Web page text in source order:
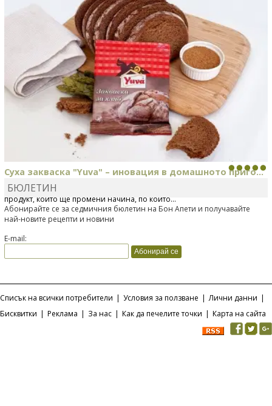
Суха закваска "Yuva" – иновация в домашното приго...
Отскоро Лесафр България стартира предлагането на изцяло нов
продукт, който ще промени начина, по който...
БЮЛЕТИН
Абонирайте се за седмичния бюлетин на Бон Апети и получавайте
най-новите рецепти и новини
E-mail:
Списък на всички потребители | Условия за ползване | Лични данни |
Бисквитки | Реклама | За нас | Как да печелите точки | Карта на сайта